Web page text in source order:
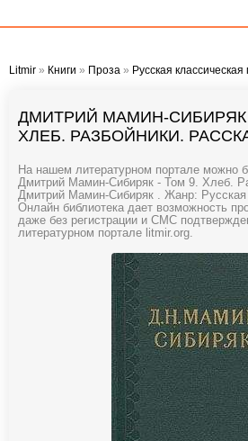
Litmir » Книги » Проза » Русская классическая
ДМИТРИЙ МАМИН-СИБИРЯК
ХЛЕБ. РАЗБОЙНИКИ.
На нашем литературном портале можно
Дмитрий Мамин-Сибиряк - Том 9. Хлеб.
Дмитрий Мамин-Сибиряк . Жанр: Русская
Онлайн библиотека дает возможность
даже без регистрации и СМС
литературном портале litmir.org.